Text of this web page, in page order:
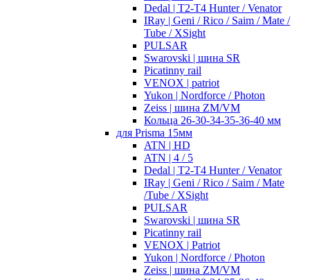
Dedal | T2-T4 Hunter / Venator
IRay | Geni / Rico / Saim / Mate /
Tube / XSight
PULSAR
Swarovski | шина SR
Picatinny rail
VENOX | patriot
Yukon | Nordforce / Photon
Zeiss | шина ZM/VM
Кольца 26-30-34-35-36-40 мм
для Prisma 15мм
ATN | HD
ATN | 4 / 5
Dedal | T2-T4 Hunter / Venator
IRay | Geni / Rico / Saim / Mate
/Tube / XSight
PULSAR
Swarovski | шина SR
Picatinny rail
VENOX | Patriot
Yukon | Nordforce / Photon
Zeiss | шина ZM/VM